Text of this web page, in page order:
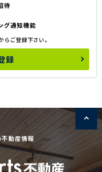
待
グ通知機能
ご登録下さい。
録
動産情報